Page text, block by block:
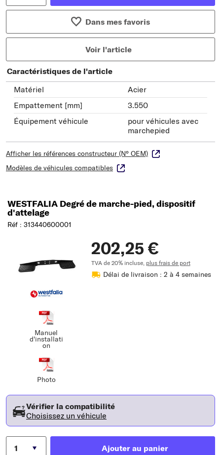
Dans mes favoris
Voir l'article
Caractéristiques de l'article
Matériel
Acier
Empattement [mm]
3.550
Équipement véhicule
pour véhicules avec
marchepied
Afficher les références constructeur (N° OEM)
Modèles de véhicules compatibles
WESTFALIA Degré de marche-pied, dispositif
d'attelage
Réf : 313440600001
Manuel
d'installati
on
Photo
202,25 €
TVA de 20% incluse, plus frais de port
Délai de livraison : 2 à 4 semaines
Vérifier la compatibilité
Choisissez un véhicule
Ajouter au panier